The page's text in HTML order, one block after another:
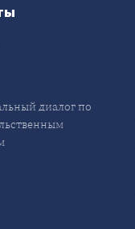
диалог по